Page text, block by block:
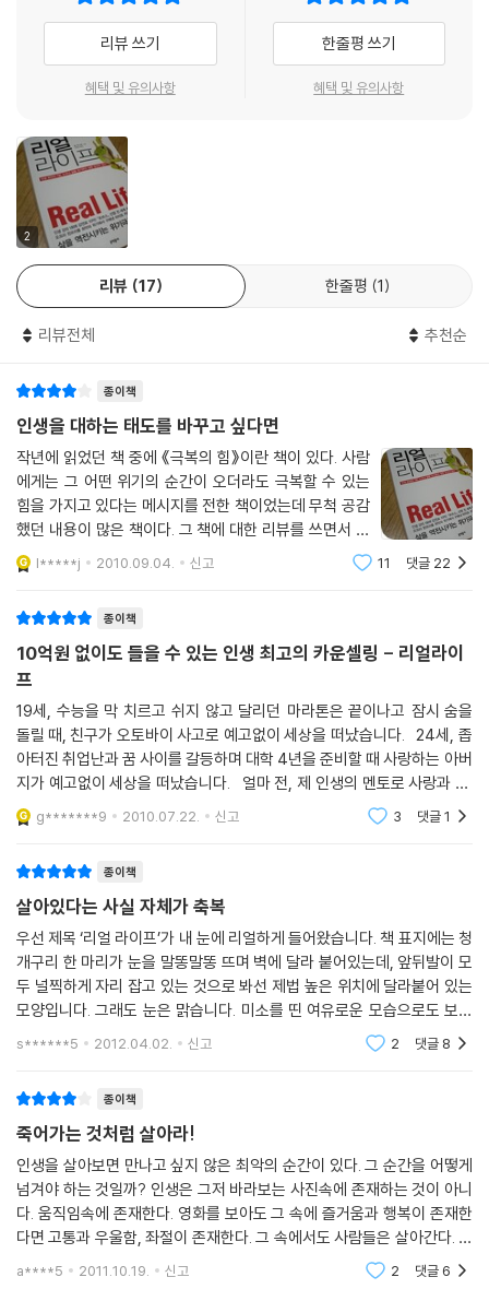
친구들까지 모든 사람들이 자기를 해치려 한다고 주장했다. 그녀는 아파트
의 창문을 모두 시커멓게 칠하고, ‘그들’이 자신을 엿보지 못하도록 방어했
다. 어느 날, 그녀는 누군가가 자신을 추적하고 있다고 생각해 덤불 속으로
숨어다니고 있었다. 한 남자가 그녀에게 다가와 머핀을 건넸다. 그가 접선
훗날…… 아주 훗날에야 그녀는 그 남자가 단지 자신을 노숙자로 여기고 동
정을 베푼 것뿐임을 깨달았다. 그때 그녀는 심각한 마약 중독 상태였던 것
이다.
이 책은 우리 생애 최악의 순간, 삶이 나락으로 떨어지는 날들에 대한 이야
기이다.
인생은 결코 만만치 않다. 동화처럼 마냥 행복하고 애틋한 순간은 잠깐이
그렇게 삶이 막막해지고 끔찍해지는 순간의 이야기이다.
리’의 사례는 이 책의 저자 필 맥그로가 가장 존경하고 사랑하던 지인에게
실제로 일어난 일이었다. 그리움과 죄책감과 스스로를 향한 분노의 한가운
데에서 허우적거리다 끝내 완전히 무너져내리는 찰리를 보면서, 그리고 그
를 도울 수 있는 방법이 아무것도 없다는 사실에 지독한 무력감을 느끼면
서, 필 맥그로는 모든 것을 앗아갈 정도로 참담한 상실과 비극이 찾아오기
전에 주위 사람들이 이에 조금이나마 대비하여 고통을 덜 수 있는 길이 있
프 카운슬러 필 맥그로의 긴 여정의 시작이었다.
본명인 필 맥그로보다 미국인들 사이에서 애칭인 ‘닥터 필’로 더 많이 불리
는 그는 인간관계 및 인생 상담 분야의 세계 최고 전문가이다. 그의 신작
『리얼 라이프』는 그가 지금까지 만난 수만 명의 사람들과 자신이 직접 경
험한 시련을 토대로, 누구나 한 번쯤 맞닥뜨릴 수밖에 없는 인생 최악의 7
일을 보여주고, 그로부터 탈출하기 위해 우리가 취해야 할 마음의 자세와
행동지침을 총망라한 닥터 필의 ‘필생의 역작’이다.
필 맥그로는 오프라 윈프리가 인생 최악의 소송에 걸려 휘청거릴 때 그녀
에 몰려 있던 이 소송에서 닥터 필의 조언과 컨설팅으로 승소한 오프라 윈
프리는 이후 「오프라 윈프리 쇼」의 상담코치로 닥터 필을 초빙한다. 고통받
는 사람들을 단숨에 사로잡고 즉각적인 행동의 변화를 이끌어내는 닥터 필
의 인생 카운슬링은 초유의 화제를 불러모았고, 깊이 있는 인생철학과 문
제의 핵심을 찌르는 카리스마 넘치는 화술로 폭넓은 공감을 이끌어내는 그
의 능력에 반한 오프라 윈프리는 2002년 직접 지분을 투자해 AFKN 인생
상담쇼 「닥터 필 쇼」를 런칭한다.
전미 토크쇼 시청률 2위를 기록하고 있는 「닥터 필 쇼」는, 필 맥그로가 고
기를 수집할 수 있었던 터전 그 자체였다. 그의 인생 상담은 달콤하고 뜬구
름 잡는 듯한 말로 유야무야 상처를 덮는 것이 아니라, 카리스마 있는 대안
과 적나라할 정도의 현실 인식으로 가슴을 치는 것으로 유명하다. “당신,
바보 아닌가?” “이젠 제발 어른 좀 되자!” 등 그의 직접적이고 날카로운 언
변은 사람들의 안이한 삶의 방식에 찬물을 끼얹고 수많은 사람들의 삶을
역전시키며, 미국 전역에 ‘닥터 필의 미디어 제국’을 건설하기에 충분했다.
우리는 학식, 교양, 재력, 지위, 가정생활 등에서 남들의 부러움을 살 정도
로 행복하고 순탄한 삶을 살아가던 사람들이 한 순간에 정신적, 신체적으
로 무너지거나 자살하는 경우를 종종 보게 된다. 모두들 ‘이해할 수 없
갑작스럽게 다가왔던 것이고 그 상황이라면 누구든지 지혜로운 극복이 어
려웠을 것이다. 그런 위기를 극복할 수 있는 유일한 방법은 바로 사전에 준
비하고 있어야 한다는 점이다. 이런 의미에서 ‘리얼 라이프’는 급변하는 현
대사회를 살아가는 우리들 특히 한국인에게 복음서라고 할 수 있다.
우리나라는 전쟁의 폐허를 딛고 최단시간 내에 경제발전과 민주화를 이룩
한 세계에서 가장 역동성이 높은 나라다. 그만큼 성공의 기회도 많은 대신
상상 불허의 위기가 내재되어 있는 것도 사실이다. 이것은 보험으로 해결
행복하고 안정된 삶으로 되돌아 갈 수 있는 지침이 필요한 것이다.
게 그는 범접하기 어려운 큰 스승 같은 느낌을 준다. 독자들도 그의 책을 보
면서 끊임없이 감탄사를 이어갈 것이고 공감하면서 행복감을 느낄 것이고
위기대응력을 높이면서 안도감을 느낄 것이다.
따라서 이 책은 미래의 위기상황에 대한 최상의 대응뿐만 아니라 오늘을
살아가는데 필요한 마음의 안정감과 행복의 에너지를 선물할 것이다.
이 책은 당신의 이성, 감성, 영성을 풍부하게 해 주고 균형을 잡아 줄 수 있
다는 점에서 ‘위기대응 매뉴얼’이자 ‘행복실행 매뉴얼’이라고 할 수 있다.
윤은기 (중앙공무원교육원장, 경영학 박사)
필 맥그로에게는 어떤 상황에서든 자신의 생각을 제대로 읽을 수 있게 하
는 놀라운 능력이 있다. 그의 카운슬링은 내가 어려움을 헤쳐나가는 데 결
-오프라 윈프리(방송인, 「닥터 필 쇼」제작 투자자)
닥터 필은 우리 시대 가장 위대한 사상가 중 하나이다.
지혜와 지적 능력은 자신의 인생을 성공으로 이끌었다. 동시에 그는 거대
한 사회적인 힘을 활용하는 일에도 탁월하다. 수백 명의 직원을 거느리고
세 개나 되는 억만 달러 기업을 운영하는 수완을 보면, 그가 특별한 재능을
가진 사람들을 모아 공동의 꿈을 위해 그들의 능력을 활용하는 전략에도
탁월하다는 것을 알 수 있다.
프랭크 로리스, (정신과전문의,「닥터 필 쇼」의 수석고문)
리뷰 쓰기
혜택 및 유의사항
한줄평 쓰기
혜택 및 유의사항
2
리뷰 17 한줄평 1
리뷰전체 추천순
종이책
인생을 대하는 태도를 바꾸고 싶다면
작년에 읽었던 책 중에 《극복의 힘》이란 책이 있다. 사람
에게는 그 어떤 위기의 순간이 오더라도 극복할 수 있는
힘을 가지고 있다는 메시지를 전한 책이었는데 무척 공감
했던 내용이 많은 책이다. 그 책에 대한 리뷰를 쓰면서 예
를 들었던 사례에 이런 내용이 있었다. 언젠가 TV홈쇼
핑에서 생명보험판매광고에서 눈에 익은 예전 연예인 한
l*****j 2010.09.04. 신고 11 댓글 22
종이책
10억원 없이도 들을 수 있는 인생 최고의 카운셀링 - 리얼라이
프
19세, 수능을 막 치르고 쉬지 않고 달리던 마라톤은 끝이나고 잠시 숨을
돌릴 때, 친구가 오토바이 사고로 예고없이 세상을 떠났습니다. 24세, 좁
아터진 취업난과 꿈 사이를 갈등하며 대학 4년을 준비할 때 사랑하는 아버
지가 예고없이 세상을 떠났습니다. 얼마 전, 제 인생의 멘토로 사랑과 일.
청춘의 고민을 들어주시던 존경하는 교수님께서 암과 싸우시다 세상을 떠
났
g*******9 2010.07.22. 신고 3 댓글1
종이책
살아있다는 사실 자체가 축복
우선 제목 ‘리얼 라이프’가 내 눈에 리얼하게 들어왔습니다. 책 표지에는 청
개구리 한 마리가 눈을 말똥말똥 뜨며 벽에 달라 붙어있는데, 앞뒤발이 모
두 널찍하게 자리 잡고 있는 것으로 봐선 제법 높은 위치에 달라붙어 있는
모양입니다. 그래도 눈은 맑습니다. 미소를 띤 여유로운 모습으로도 보입
니다. 책의 제목 밑에는 붉은 바탕에 흰 글씨로 한 줄 ‘인생 최악의 7일,
s******5 2012.04.02. 신고 2 댓글 8
종이책
죽어가는 것처럼 살아라!
인생을 살아보면 만나고 싶지 않은 최악의 순간이 있다. 그 순간을 어떻게
넘겨야 하는 것일까? 인생은 그저 바라보는 사진속에 존재하는 것이 아니
다. 움직임속에 존재한다. 영화를 보아도 그 속에 즐거움과 행복이 존재한
다면 고통과 우울함, 좌절이 존재한다. 그 속에서도 사람들은 살아간다. 영
화를 보다가 고통스럽다고 일시정지시키면 그 전의 모습만이 남아 있고 고
a****5 2011.10.19. 신고 2 댓글6